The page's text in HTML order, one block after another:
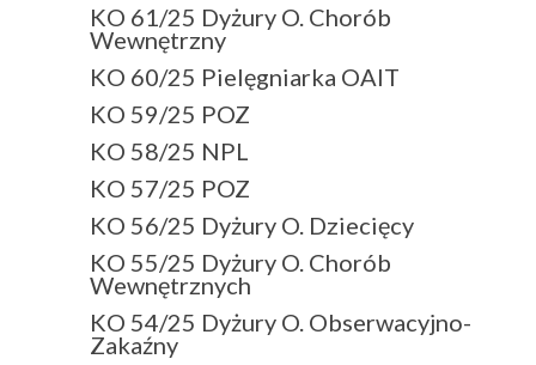
KO 61/25 Dyżury O. Chorób
Wewnętrzny
KO 60/25 Pielęgniarka OAIT
KO 59/25 POZ
KO 58/25 NPL
KO 57/25 POZ
KO 56/25 Dyżury O. Dziecięcy
KO 55/25 Dyżury O. Chorób
Wewnętrznych
KO 54/25 Dyżury O. Obserwacyjno-
Zakaźny